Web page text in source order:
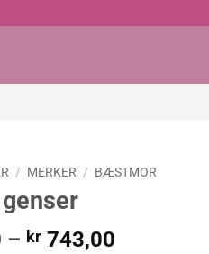
/ MERKER / BÆSTMOR
– kr 743,00